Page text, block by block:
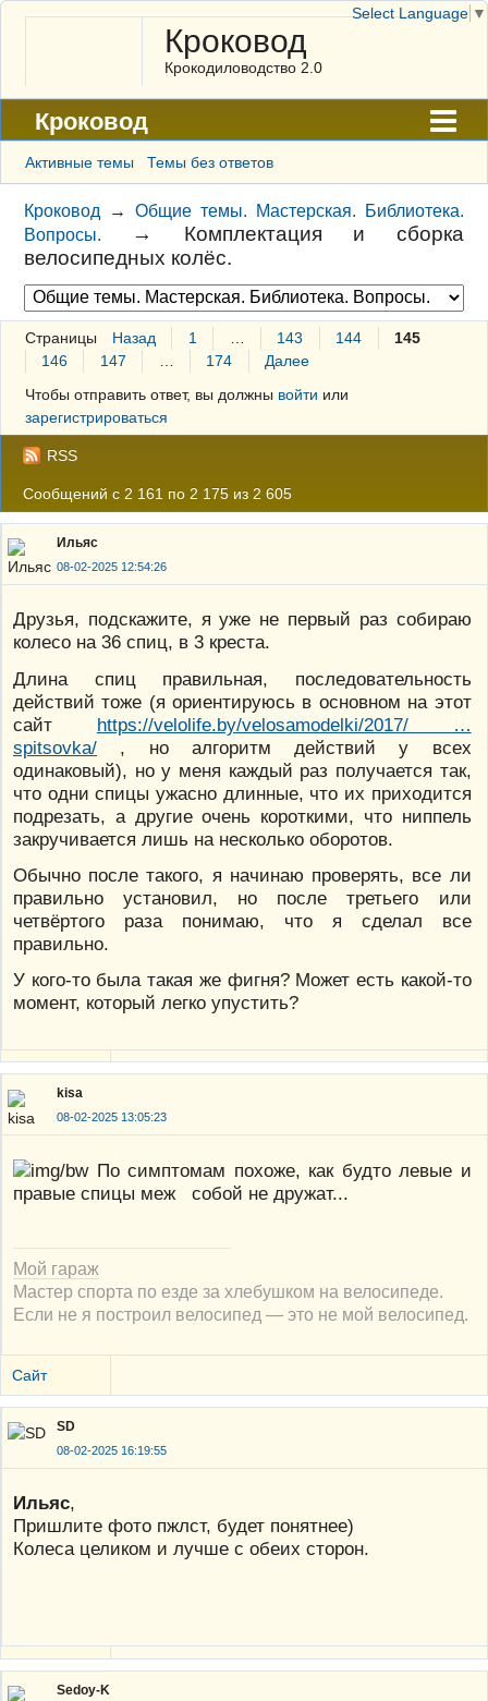
Кроковод
Крокодиловодство 2.0
Кроковод
Форум
Архив
ГАЛЕРЕЯ
Правила
Поиск
Регистрация
Вход
Активные темы Темы без ответов
Кроковод →Общие темы. Мастерская. Библиотека.
Вопросы.
→ Комплектация и сборка
велосипедных колёс.
Страницы Назад 1 143 144
145
146
147 174
Далее
Чтобы отправить ответ, вы должны войти или
зарегистрироваться
RSS
Сообщений с 2 161 по 2 175 из 2 605
Ильяс
08-02-2025 12:54:26
Друзья, подскажите, я уже не первый раз собираю
колесо на 36 спиц, в 3 креста.
Длина спиц правильная, последовательность
действий тоже (я ориентируюсь в основном на этот
сайт https://velolife.by/velosamodelki/2017/ …
spitsovka/ , но алгоритм действий у всех
одинаковый), но у меня каждый раз получается так,
что одни спицы ужасно длинные, что их приходится
подрезать, а другие очень короткими, что ниппель
закручивается лишь на несколько оборотов.
Обычно после такого, я начинаю проверять, все ли
правильно установил, но после третьего или
четвёртого раза понимаю, что я сделал все
правильно.
У кого-то была такая же фигня? Может есть какой-то
момент, который легко упустить?
kisa
08-02-2025 13:05:23
По симптомам похоже, как будто левые и
правые спицы меж собой не дружат...
Мой гараж
Мастер спорта по езде за хлебушком на велосипеде.
Если не я построил велосипед — это не мой велосипед.
Сайт
SD
08-02-2025 16:19:55
Ильяс,
Пришлите фото пжлст, будет понятнее)
Колеса целиком и лучше с обеих сторон.
Sedoy-K
Select Language ▼